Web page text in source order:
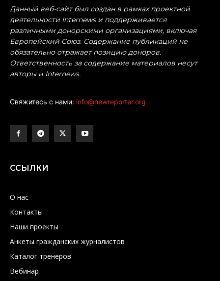
Данный веб-сайт был создан в рамках проектной
деятельности Internews и поддерживается
различными донорскими организациями, включая
Европейский Союз. Содержание публикаций не
обязательно отражает позицию доноров.
Ответственность за содержание материалов несут
авторы и Internews.
Свяжитесь с нами: info@newreporter.org
ССЫЛКИ
О нас
Контакты
Наши проекты
Анкеты гражданских журналистов
Каталог тренеров
Вебинар